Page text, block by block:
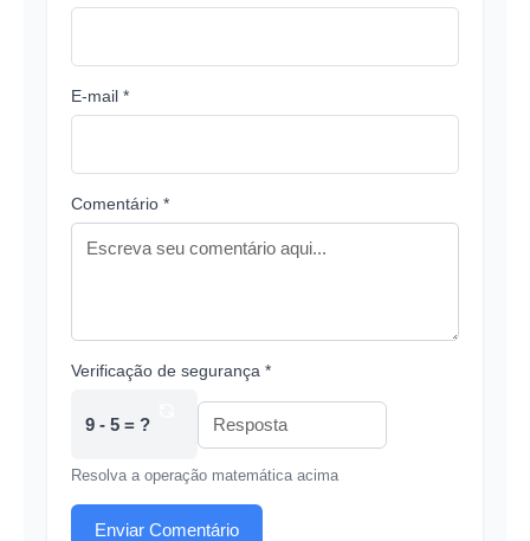
E-mail *
Comentário *
Verificação de segurança *
9 - 5 = ?
Resolva a operação matemática acima
Enviar Comentário